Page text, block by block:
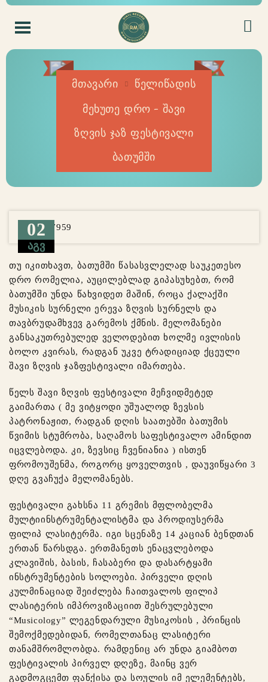
მთავარი
წელიწადის
მეხუთე დრო – შავი
ზღვის ჯაზ ფესტივალი
ბათუმში
02
ᲐᲒᲕ
თუ იკითხავთ, ბათუმში წასასვლელად საუკეთესო
დრო რომელია, აუცილებლად გიპასუხებთ, რომ
ბათუმში უნდა წახვიდეთ მაშინ, როცა ქალაქში
მუსიკის სურნელი ერევა ზღვის სურნელს და
თავბრუდამხვევ გარემოს ქმნის. მელომანები
განსაკუთრებულედ ველოდებით ხოლმე ივლისის
ბოლო კვირას, რადგან უკვე ტრადიციად ქცეული
შავი ზღვის ჯაზფესტივალი იმართება.
წელს შავი ზღვის ფესტივალი მეჩვიდმეტედ
გაიმართა ( მე ვიტყოდი უშუალოდ ზევსის
პატრონაჟით, რადგან დღის საათებში ბათუმის
წვიმის სტუმრობა, საღამოს საფესტივალო ამინდით
იცვლებოდა. კი, ზევსიც ჩვენიანია ) ისთენ
ფრომოუშენმა, როგორც ყოველთვის , დაუვიწყარი 3
დღე გვაჩუქა მელომანებს.
ფესტივალი გახსნა 11 გრემის მფლობელმა
მულტიინსტრუმენტალისტმა და პროდიუსერმა
ფილიპ ლასიტერმა. იგი სცენაზე 14 კაციან ბენდთან
ერთან წარსდგა. ერთმანეთს ენაცვლებოდა
კლავიშის, ბასის, ჩასაბერი და დასარტყამი
ინსტრუმენტების სოლოები. პირველი დღის
კულმინაციად შეიძლება ჩაითვალოს ფილიპ
ლასიტერის იმპროვიზაციით შესრულებული
“Musicology” ლეგენდარული მუსიკოსის , პრინცის
შემოქმედებიდან, რომელთანაც ლასიტერი
თანამშრომლობდა. რამდენიც არ უნდა გიამბოთ
ფესტივალის პირველ დღეზე, მაინც ვერ
გადმოგცემთ ფანქისა და სოულის იმ ელემენტებს,